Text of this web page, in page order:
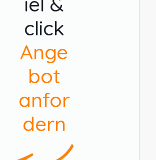
click
Ange
bot
anfor
dern